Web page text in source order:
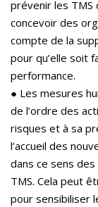
prévenir les TMS
concevoir des
compte de la
pour qu’elle soit
performance.
● Les mesures
de l’ordre des
risques et à sa
l’accueil des
dans ce sens
TMS. Cela peut
pour sensibiliser